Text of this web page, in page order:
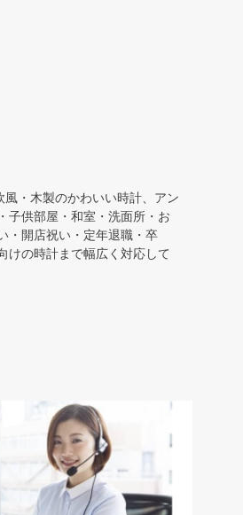
・木製のかわいい時計、アン
子供部屋・和室・洗面所・お
・開店祝い・定年退職・卒
けの時計まで幅広く対応して